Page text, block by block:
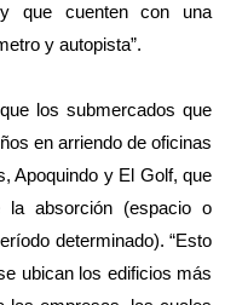
que cuenten con una
y autopista”.
los submercados que
en arriendo de oficinas
Apoquindo y El Golf, que
absorción (espacio o
determinado). “Esto
ubican los edificios más